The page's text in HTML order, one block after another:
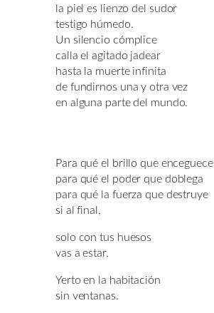
la piel es lienzo del sudor
testigo húmedo.
Un silencio cómplice
calla el agitado jadear
hasta la muerte infinita
de fundirnos una y otra vez
en alguna parte del mundo.
Para qué el brillo que enceguece
para qué el poder que doblega
para qué la fuerza que destruye
si al final,
solo con tus huesos
vas a estar.
Yerto en la habitación
sin ventanas.